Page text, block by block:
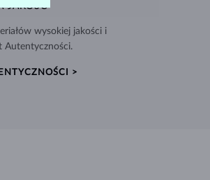
JAKOŚĆ
wysokiej jakości i
Autentyczności.
>